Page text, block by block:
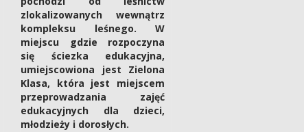
zlokalizowanych wewnątrz
kompleksu leśnego. W
miejscu gdzie rozpoczyna
się ściezka edukacyjna,
umiejscowiona jest Zielona
Klasa, która jest miejscem
przeprowadzania zajęć
edukacyjnych dla dzieci,
młodzieży i dorosłych.